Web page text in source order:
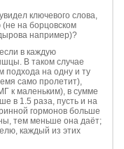
ключевого слова,
(не на борцовском
например)?
в каждую
В таком случае
подхода на одну и ту
само пролетит),
к маленьким), в сумме
в 1.5 раза, пусть и на
гормонов больше
тем меньше она даёт;
каждый из этих